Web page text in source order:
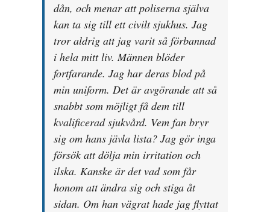
dån, och menar att poliserna själva
kan ta sig till ett civilt sjukhus. Jag
tror aldrig att jag varit så förbannad
i hela mitt liv. Männen blöder
fortfarande. Jag har deras blod på
min uniform. Det är avgörande att så
snabbt som möjligt få dem till
kvalificerad sjukvård. Vem fan bryr
sig om hans jävla lista? Jag gör inga
försök att dölja min irritation och
ilska. Kanske är det vad som får
honom att ändra sig och stiga åt
sidan. Om han vägrat hade jag flyttat